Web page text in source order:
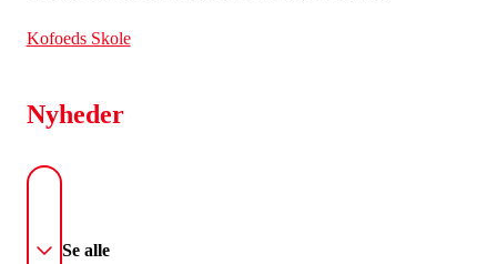
Kofoeds Skole
Nyheder
Se alle